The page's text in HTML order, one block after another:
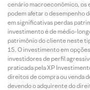
cenário macroeconômico, os
podem afetar o desempenho
em significativas perdas
investimento é de médio-
patrimônio do cliente neste
O investimento em
investidores de perfil
praticada pela XP
direitos de compra ou venda
devendo o adquirente do